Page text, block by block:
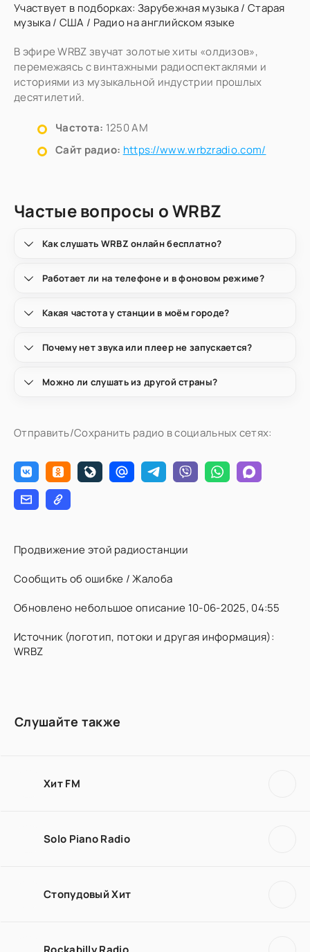
Участвует в подборках: Зарубежная музыка/ Старая
музыка/ США / Радио на английском языке
В эфире WRBZ звучат золотые хиты «олдизов»,
перемежаясь с винтажными радиоспектаклями и
историями из музыкальной индустрии прошлых
десятилетий.
Частота: 1250 AM
Сайт радио: https://www.wrbzradio.com/
Частые вопросы о WRBZ
Как слушать WRBZ онлайн бесплатно?
Работает ли на телефоне и в фоновом режиме?
Какая частота у станции в моём городе?
Почему нет звука или плеер не запускается?
Можно ли слушать из другой страны?
Отправить/Сохранить радио в социальных сетях:
Продвижение этой радиостанции
Сообщить об ошибке / Жалоба
Обновлено небольшое описание 10-06-2025, 04:55
Источник (логотип, потоки и другая информация):
WRBZ
Слушайте также
Хит FM
Solo Piano Radio
Стопудовый Хит